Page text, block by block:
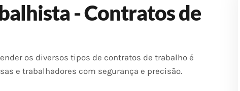
- Contratos de
os diversos tipos de contratos de trabalho é
e trabalhadores com segurança e precisão.